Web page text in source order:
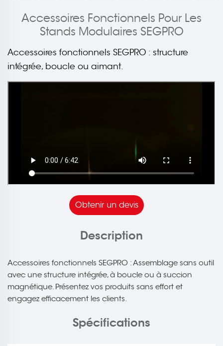
Accessoires Fonctionnels Pour Les
Stands Modulaires SEGPRO
Accessoires fonctionnels SEGPRO : structure
intégrée, boucle ou aimant.
Obtenir un devis
Description
Accessoires fonctionnels SEGPRO : Assemblage sans outil
avec une structure intégrée, à boucle ou à succion
magnétique. Présentez vos produits sans effort et
engagez efficacement les clients.
Spécifications